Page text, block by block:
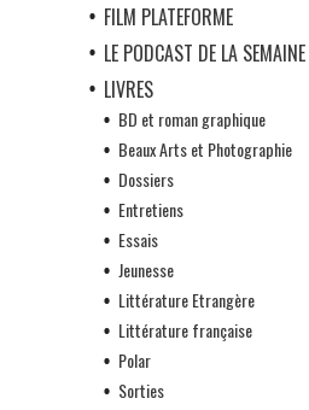
FILM PLATEFORME
LE PODCAST DE LA SEMAINE
LIVRES
BD et roman graphique
Beaux Arts et Photographie
Dossiers
Entretiens
Essais
Jeunesse
Littérature Etrangère
Littérature française
Polar
Sorties